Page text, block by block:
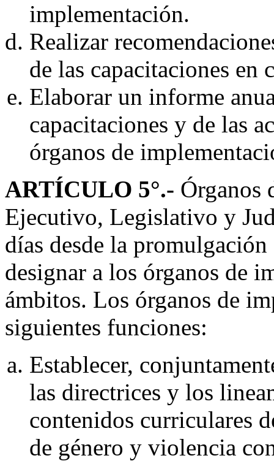
implementación.
Realizar
de las capacitaciones en
Elaborar un informe
capacitaciones y de las
órganos de
ARTÍCULO 5°.- Órganos
Ejecutivo, Legislativo y
días desde la
designar a los órganos de
ámbitos. Los órganos de
siguientes funciones:
Establecer,
las directrices y los
contenidos curriculares
de género y violencia